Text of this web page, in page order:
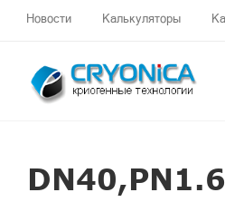
Новости Калькуляторы